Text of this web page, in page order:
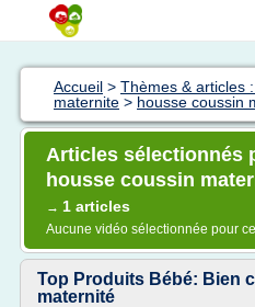
Accueil > Thèmes & articles
maternite > housse coussin
Articles sélectionnés
housse coussin
→ 1 articles
Aucune vidéo sélectionnée pour
Top Produits Bébé: Bien
maternité